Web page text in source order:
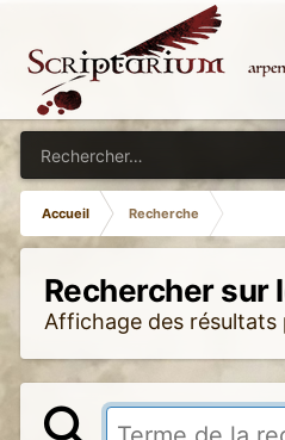
Accueil
Recherche
Rechercher sur
Affichage des